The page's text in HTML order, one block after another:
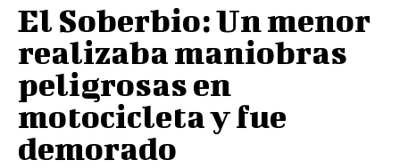
El Soberbio: Un menor
realizaba maniobras
peligrosas en
motocicleta y fue
demorado